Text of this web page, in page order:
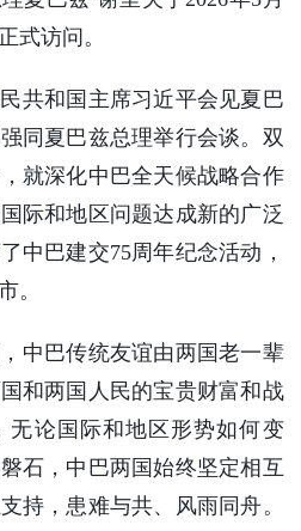
任驻几
使馆信
息
使馆领
门负责
人
使馆掠
式访问。
共和国主席习近平会见夏巴
同夏巴兹总理举行会谈。双
就深化中巴全天候战略合作
际和地区问题达成新的广泛
中巴建交75周年纪念活动，
。
中巴传统友谊由两国老一辈
和两国人民的宝贵财富和战
无论国际和地区形势如何变
石，中巴两国始终坚定相互
持，患难与共、风雨同舟。